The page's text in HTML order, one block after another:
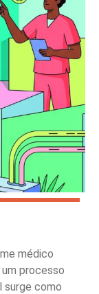
médico
processo
surge como